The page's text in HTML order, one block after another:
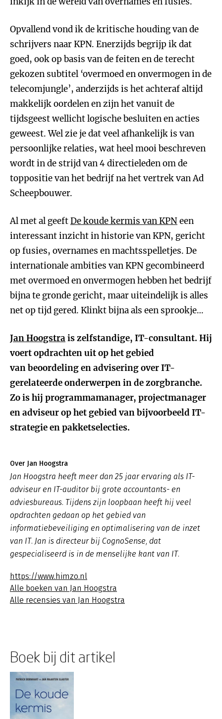
Opvallend vond ik de kritische houding van de
schrijvers naar KPN. Enerzijds begrijp ik dat
goed, ook op basis van de feiten en de terecht
gekozen subtitel ‘overmoed en onvermogen in de
telecomjungle’, anderzijds is het achteraf altijd
makkelijk oordelen en zijn het vanuit de
tijdsgeest wellicht logische besluiten en acties
geweest. Wel zie je dat veel afhankelijk is van
persoonlijke relaties, wat heel mooi beschreven
wordt in de strijd van 4 directieleden om de
toppositie van het bedrijf na het vertrek van Ad
Scheepbouwer.
Al met al geeftDe koude kermis van KPNeen
interessant inzicht in historie van KPN, gericht
op fusies, overnames en machtsspelletjes. De
internationale ambities van KPN gecombineerd
met overmoed en onvermogen hebben het bedrijf
bijna te gronde gericht, maar uiteindelijk is alles
net op tijd gered. Klinkt bijna als een sprookje…
Jan Hoogstrais zelfstandige, IT-consultant. Hij
voert opdrachten uit op het gebied
van beoordeling en advisering over IT-
gerelateerde onderwerpen in de zorgbranche.
Zo is hij programmamanager, projectmanager
en adviseur op het gebied van bijvoorbeeld IT-
strategie en pakketselecties.
Over Jan Hoogstra
Jan Hoogstra heeft meer dan 25 jaar ervaring als IT-
adviseur en IT-auditor bij grote accountants- en
adviesbureaus. Tijdens zijn loopbaan heeft hij veel
opdrachten gedaan op het gebied van
informatiebeveiliging en optimalisering van de inzet
van IT. Jan is directeur bij CognoSense, dat
gespecialiseerd is in de menselijke kant van IT.
https://www.himzo.nl
Alle boeken van Jan Hoogstra
Alle recensies van Jan Hoogstra
Boek bij dit artikel